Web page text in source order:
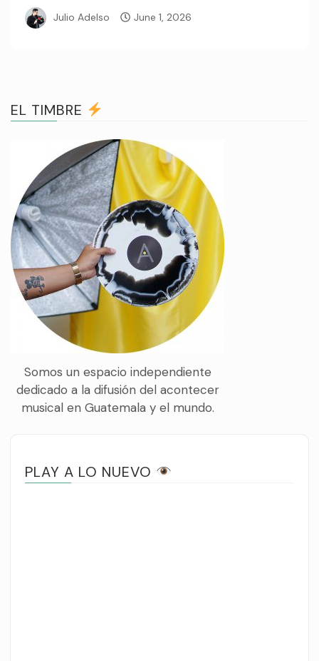
Julio Adelso June 1, 2026
EL TIMBRE
Somos un espacio independiente
dedicado a la difusión del acontecer
musical en Guatemala y el mundo.
PLAY A LO NUEVO